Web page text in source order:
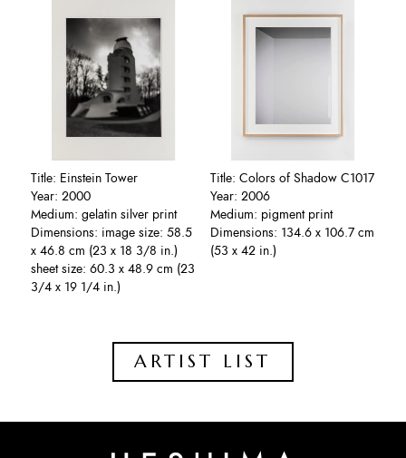
Title: Einstein Tower
Year: 2000
Medium: gelatin silver print
Dimensions: image size: 58.5
x 46.8 cm (23 x 18 3/8 in.)
sheet size: 60.3 x 48.9 cm (23
3/4 x 19 1/4 in.)
Title: Colors of Shadow C1017
Year: 2006
Medium: pigment print
Dimensions: 134.6 x 106.7 cm
(53 x 42 in.)
ARTIST LIST